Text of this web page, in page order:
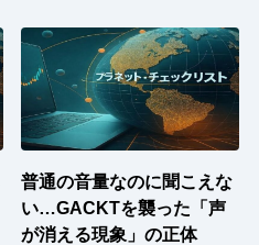
普通の音量なのに聞こえな
い…GACKTを襲った「声
が消える現象」の正体